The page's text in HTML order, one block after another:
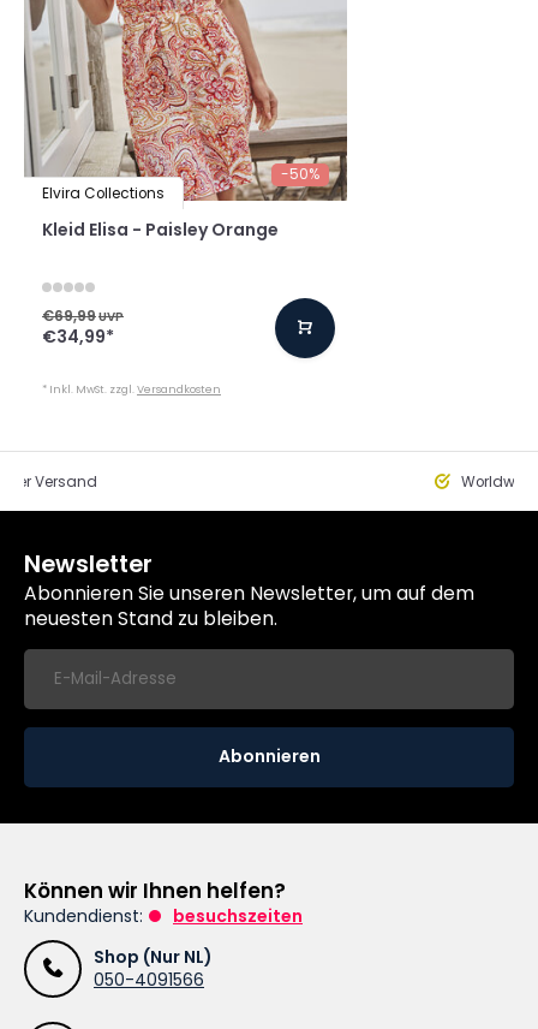
-50%
Elvira Collections
Kleid Elisa - Paisley Orange
€69,99UVP
€34,99*
* Inkl. MwSt. zzgl.Versandkosten
Versand
Newsletter
Abonnieren Sie unseren Newsletter, um auf dem
neuesten Stand zu bleiben.
Abonnieren
Können wir Ihnen helfen?
Kundendienst:
besuchszeiten
Shop (Nur NL)
050-4091566